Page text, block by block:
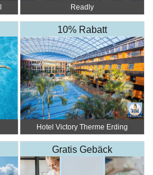
Readly
10% Rabatt
Hotel Victory Therme Erding
Gratis Gebäck